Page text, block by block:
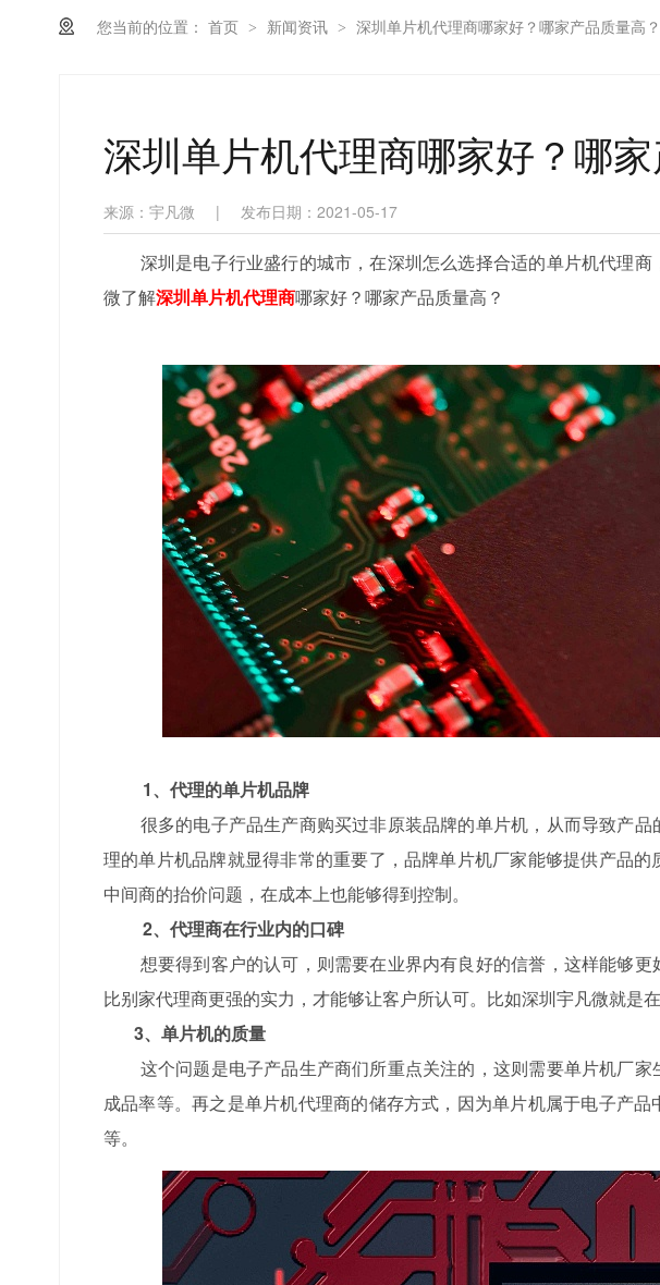
您当前的位置： 首页 > 新闻资讯 > 深圳单片机代理商哪家好？哪家产品质量高？
深圳单片机代理商哪家好？哪
来源：宇凡微 | 发布日期：2021-05-17
深圳是电子行业盛行的城市，在深圳怎么选择合适的单片机代理商
微了解深圳单片机代理商哪家好？哪家产品质量高？
1、代理的单片机品牌
很多的电子产品生产商购买过非原装品牌的单片机，从而导致产品
理的单片机品牌就显得非常的重要了，品牌单片机厂家能够提供产品
中间商的抬价问题，在成本上也能够得到控制。
2、代理商在行业内的口碑
想要得到客户的认可，则需要在业界内有良好的信誉，这样能够更
比别家代理商更强的实力，才能够让客户所认可。比如深圳宇凡微就是
3、单片机的质量
这个问题是电子产品生产商们所重点关注的，这则需要单片机厂家
成品率等。再之是单片机代理商的储存方式，因为单片机属于电子产
等。